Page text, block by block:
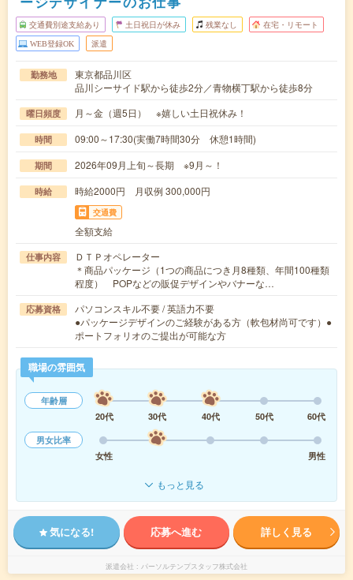
交通費別途支給あり 土日祝日が休み 残業なし 在宅・リモート
WEB登録OK 派遣
勤務地
東京都品川区
品川シーサイド駅から徒歩2分／青物横丁駅から徒歩8分
曜日頻度 月～金（週5日） ※嬉しい土日祝休み！
時間 09:00～17:30(実働7時間30分 休憩1時間)
期間 2026年09月上旬～長期 ※9月～！
時給 時給2000円 月収例 300,000円
交通費
全額支給
仕事内容
ＤＴＰオペレーター
＊商品パッケージ（1つの商品につき月8種類、年間100種類
程度） POPなどの販促デザインやバナーな…
応募資格
パソコンスキル不要 / 英語力不要
●パッケージデザインのご経験がある方（軟包材尚可です）●
ポートフォリオのご提出が可能な方
職場の雰囲気
年齢層
20代
30代 40代 50代
60代
男女比率
女性
男性
もっと見る
気になる! 応募へ進む 詳しく見る
派遣会社 パーソルテンプスタッフ株式会社